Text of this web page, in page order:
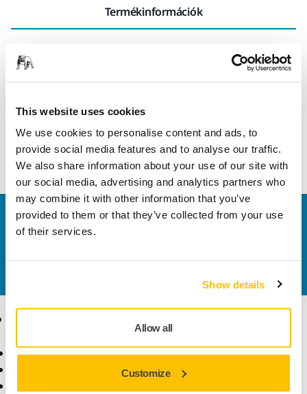
This website uses cookies
We use cookies to personalise content and ads, to
provide social media features and to analyse our traffic.
We also share information about your use of our site with
our social media, advertising and analytics partners who
may combine it with other information that you’ve
provided to them or that they’ve collected from your use
of their services.
Show details
Allow all
Customize
Termékinformációk
Fekete Dry Guide Coat világos színű felületekhez. Dry Guide
Coat kiváló fedő tulajdonságokkal. A púder minden hibát és
élekkel rendelkezik, amelyek megkönnyítik a használatát a
kontúros területeken. Kiváló eszköz, amely segíti a kezelőt a
csiszolási folyamat során, és tökéletes eredmény elérésében
Vegye fel velünk a kapcsolatot
Szeretne többet tudni?
Elektromos szerszámok
Tudásbázis
Iparágak
Alkalmazások